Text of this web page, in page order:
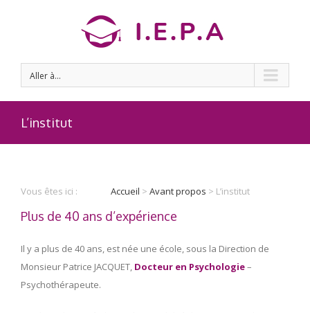
Aller à...
L’institut
Vous êtes ici : Accueil > Avant propos > L’institut
Plus de 40 ans d’expérience
Il y a plus de 40 ans, est née une école, sous la Direction de
Monsieur Patrice JACQUET, Docteur en Psychologie–
Psychothérapeute.